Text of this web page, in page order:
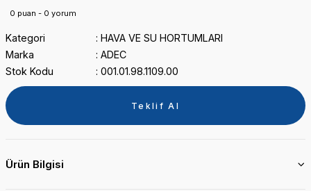
0 puan - 0 yorum
Kategori
HAVA VE SU HORTUMLARI
Marka
ADEC
Stok Kodu
001.01.98.1109.00
Teklif Al
Ürün Bilgisi